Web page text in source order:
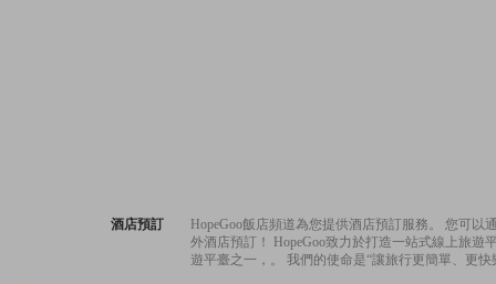
酒店預訂
HopeGoo飯店頻道為您提供酒店預訂服務。 您可
外酒店預訂！ HopeGoo致力於打造一站式線上旅
遊平臺之一，。 我們的使命是“讓旅行更簡單、更